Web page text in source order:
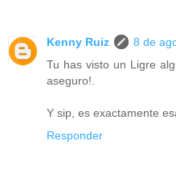
Kenny Ruiz
8 de
Tu has visto un Ligre
aseguro!.
Y sip, es exactamente
Responder